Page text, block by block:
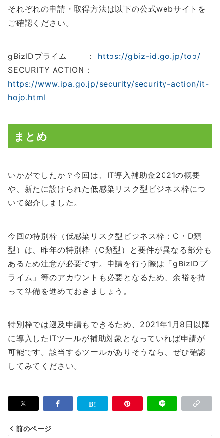
それぞれの申請・取得方法は以下の公式webサイトを
ご確認ください。
gBizIDプライム ： https://gbiz-id.go.jp/top/
SECURITY ACTION：
https://www.ipa.go.jp/security/security-action/it-
hojo.html
まとめ
いかがでしたか？今回は、IT導入補助金2021の概要
や、新たに設けられた低感染リスク型ビジネス枠につ
いて紹介しました。
今回の特別枠（低感染リスク型ビジネス枠：C・D類
型）は、昨年の特別枠（C類型）と要件が異なる部分も
あるため注意が必要です。申請を行う際は「gBizIDプ
ライム」等のアカウントも必要となるため、余裕を持
って準備を進めておきましょう。
特別枠では遡及申請もできるため、2021年1月8日以降
に導入したITツールが補助対象となっていれば申請が
可能です。該当するツールがありそうなら、ぜひ確認
してみてください。
前のページ